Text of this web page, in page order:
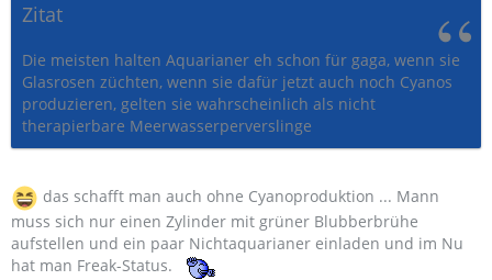
Zitat
Die meisten halten Aquarianer eh schon für gaga, wenn sie
Glasrosen züchten, wenn sie dafür jetzt auch noch Cyanos
produzieren, gelten sie wahrscheinlich als nicht
therapierbare Meerwasserperverslinge
das schafft man auch ohne Cyanoproduktion ... Mann
muss sich nur einen Zylinder mit grüner Blubberbrühe
aufstellen und ein paar Nichtaquarianer einladen und im Nu
hat man Freak-Status.